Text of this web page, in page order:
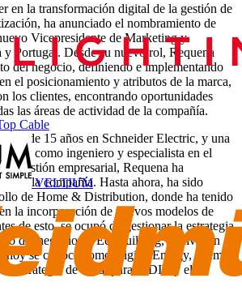
Cable
VELTIUM
en la transformación digital de la gestión de
ha anunciado el nombramiento de
Vicepresidente de Marketing y
y Portugal. Desde su nuevo rol, Requena
del negocio, definiendo e implementando
el posicionamiento y atributos de la marca,
los clientes, encontrando oportunidades
las áreas de actividad de la compañía.
de 15 años en Schneider Electric, y una
como ingeniero y especialista en el
gestión empresarial, Requena ha
en la compañía. Hasta ahora, ha sido
de Home & Distribution, donde ha tenido
la incorporación de nuevos modelos de
de esto, se ocupó de gestionar la estrategia
del negocio de EcoBuilding, la división
se conoce como Digital Energy, además
estrategia de canal para el DIY y el e-